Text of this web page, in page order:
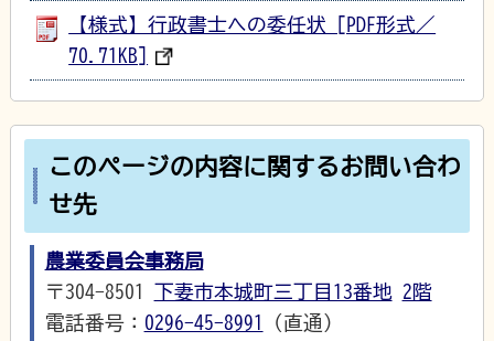
【様式】行政書士への委任状 [PDF形式／
70.71KB]
このページの内容に関するお問い合わ
せ先
農業委員会事務局
〒304-8501 下妻市本城町三丁目13番地 2階
電話番号： 0296-45-8991
（直通）